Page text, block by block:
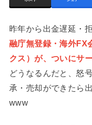
昨年から出金遅延・
融庁無登録・海外FX
クス）が、ついにサ
どうなるんだと、怒
承・売却ができたら
www